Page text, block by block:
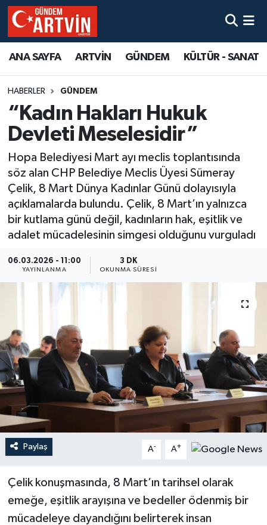
ANA SAYFA ARTVİN GÜNDEM KÜLTÜR - SANAT
HABERLER GÜNDEM
“Kadın Hakları Hukuk
Devleti Meselesidir”
Hopa Belediyesi Mart ayı meclis toplantısında
söz alan CHP Belediye Meclis Üyesi Sümeray
Çelik, 8 Mart Dünya Kadınlar Günü dolayısıyla
açıklamalarda bulundu. Çelik, 8 Mart’ın yalnızca
bir kutlama günü değil, kadınların hak, eşitlik ve
adalet mücadelesinin simgesi olduğunu vurguladı
06.03.2026 - 11:00
YAYINLANMA
3 DK
OKUNMA SÜRESI
Paylaş A- A+
Çelik konuşmasında, 8 Mart’ın tarihsel olarak
emeğe, eşitlik arayışına ve bedeller ödenmiş bir
mücadeleye dayandığını belirterek insan